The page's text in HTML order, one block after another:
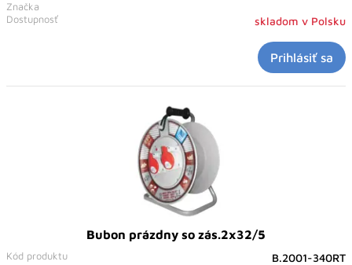
Značka
Dostupnosť skladom v Polsku
Prihlásiť sa
Bubon prázdny so zás.2x32/5
Kód produktu B.2001-340RT